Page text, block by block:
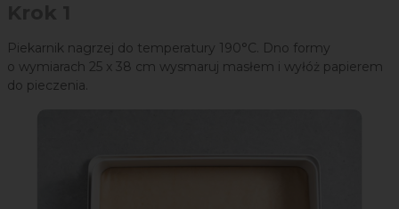
Piekarnik nagrzej do temperatury 190°C. Dno formy
o wymiarach 25 x 38 cm wysmaruj masłem i wyłóż papierem
do pieczenia.